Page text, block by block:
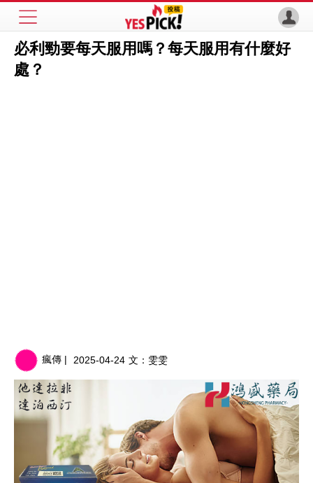
必利勁要每天服用嗎？每天服用有什麼好
處？
瘋傳 | 2025-04-24 文： 雯雯